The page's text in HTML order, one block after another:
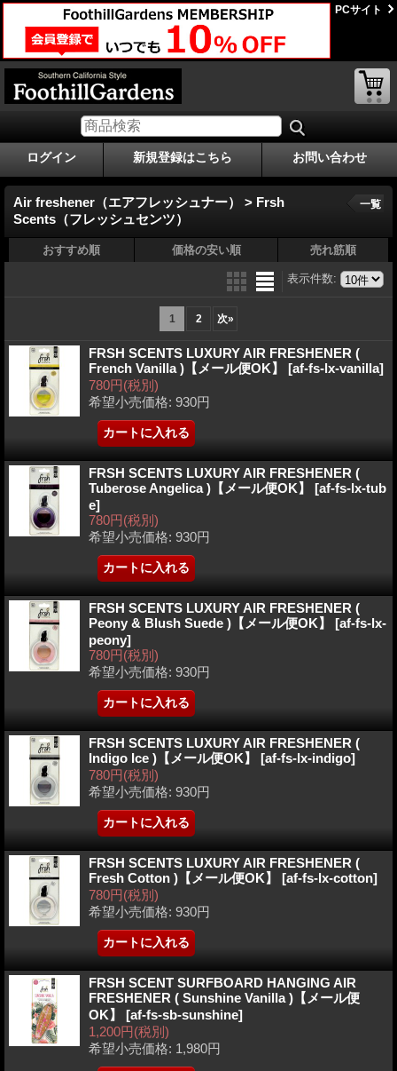
PCサイト
ログイン 新規登録はこちら お問い合わせ
Air freshener（エアフレッシュナー） > Frsh
Scents（フレッシュセンツ）
一覧
おすすめ順 価格の安い順 売れ筋順
表示件数:
1 2 次»
FRSH SCENTS LUXURY AIR FRESHENER (
French Vanilla )【メール便OK】 [af-fs-lx-vanilla]
780円(税別)
希望小売価格: 930円
FRSH SCENTS LUXURY AIR FRESHENER (
Tuberose Angelica )【メール便OK】 [af-fs-lx-tub
e]
780円(税別)
希望小売価格: 930円
FRSH SCENTS LUXURY AIR FRESHENER (
Peony & Blush Suede )【メール便OK】 [af-fs-lx-
peony]
780円(税別)
希望小売価格: 930円
FRSH SCENTS LUXURY AIR FRESHENER (
Indigo Ice )【メール便OK】 [af-fs-lx-indigo]
780円(税別)
希望小売価格: 930円
FRSH SCENTS LUXURY AIR FRESHENER (
Fresh Cotton )【メール便OK】 [af-fs-lx-cotton]
780円(税別)
希望小売価格: 930円
FRSH SCENT SURFBOARD HANGING AIR
FRESHENER ( Sunshine Vanilla )【メール便
OK】 [af-fs-sb-sunshine]
1,200円(税別)
希望小売価格: 1,980円